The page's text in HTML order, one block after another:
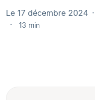
Le 17 décembre 2024
13 min